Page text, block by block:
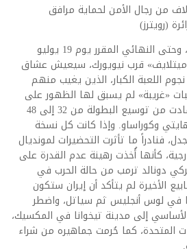
من رجال الأمن لحماية مرافق
(رويترز)
على مدى نحو ستة أسابيع، وحتى النهائي المقرر يوم 19 يوليو
قرب نيويورك، سيعيش عشاق
اللعبة الكبار، الذين يغيب منهم
«غريبة» لم يسبق لها الظهور على
هذا المستوى، لكنها استفادت من توسيع البطولة من 32 إلى 48
وكوراساو. وإذا كانت كل نسخة
فنادراً ما تأثرت التحضيرات لمونديال
كأنها أُخذت رهينة عدم القدرة على
دونالد ترمب من حالة الحرب في
الأخيرة لم يتأكد أن إيران ستكون
في لوس أنجليس ثم سياتل، واضطر
إلى مدينة تيخوانا في المكسيك،
المتحدة، كما حُرمت جماهيره من شراء